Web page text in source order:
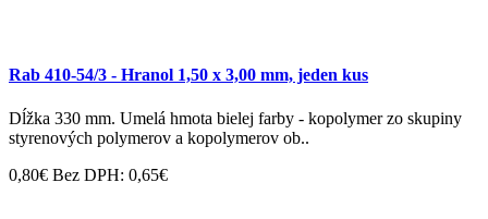
Rab 410-54/3 - Hranol 1,50 x 3,00 mm, jeden kus
Dĺžka 330 mm. Umelá hmota bielej farby - kopolymer zo skupiny
styrenových polymerov a kopolymerov ob..
0,80€ Bez DPH: 0,65€